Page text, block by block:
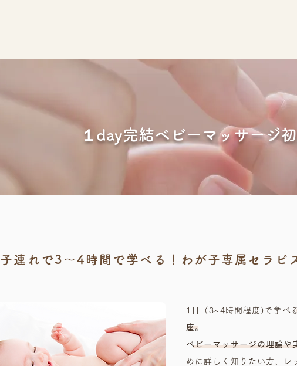
１day完結ベビーマッサージ
子連れで3～4時間で学べる！わが子専属セラピ
1日（3~4時間程度) で学べ
座。
べビーマッサージの理論や
めに詳しく知りたい方、レ